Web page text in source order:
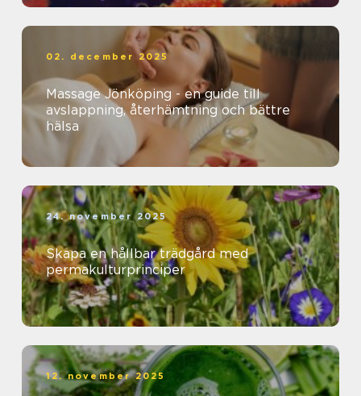
02. december 2025
Massage Jönköping - en guide till
avslappning, återhämtning och bättre
hälsa
24. november 2025
Skapa en hållbar trädgård med
permakulturprinciper
12. november 2025